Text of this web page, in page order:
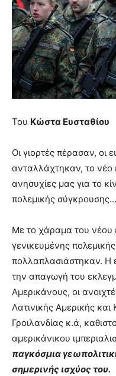
show.desi
xxx
brandi
lyons
teaches
you
the
meaning
pain.
porn
Του Κώστα Ευσταθίου
Οι γιορτές πέρασαν, οι
ανταλλάχτηκαν, το νέο
ανησυχίες μας για το
πολεμικής σύγκρουσης…
Με το χάραμα του νέου
γενικευμένης
πολλαπλασιάστηκαν. Η
την απαγωγή του
Αμερικάνους, οι
Λατινικής Αμερικής και
Γροιλανδίας κ.ά,
αμερικάνικου
παγκόσμια
σημερινής ισχύος του.